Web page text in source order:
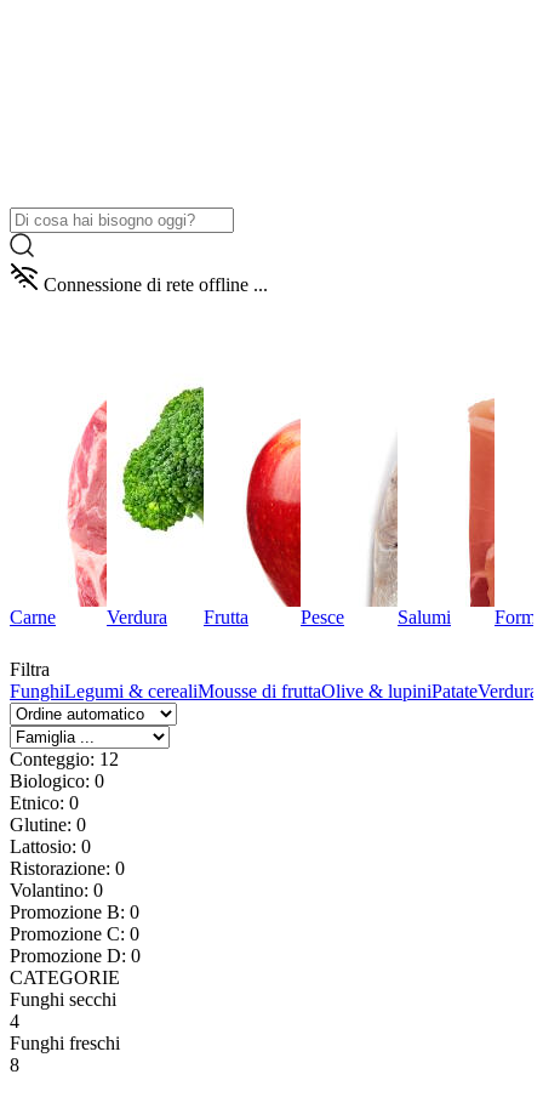
Connessione di rete offline ...
Carne Verdura Frutta Pesce Salumi
Filtra
FunghiLegumi & cerealiMousse di fruttaOlive & lupiniPatateVerdura
Conteggio: 12
Biologico: 0
Etnico: 0
Glutine: 0
Lattosio: 0
Ristorazione: 0
Volantino: 0
Promozione B: 0
Promozione C: 0
Promozione D: 0
CATEGORIE
Funghi secchi
4
Funghi freschi
8